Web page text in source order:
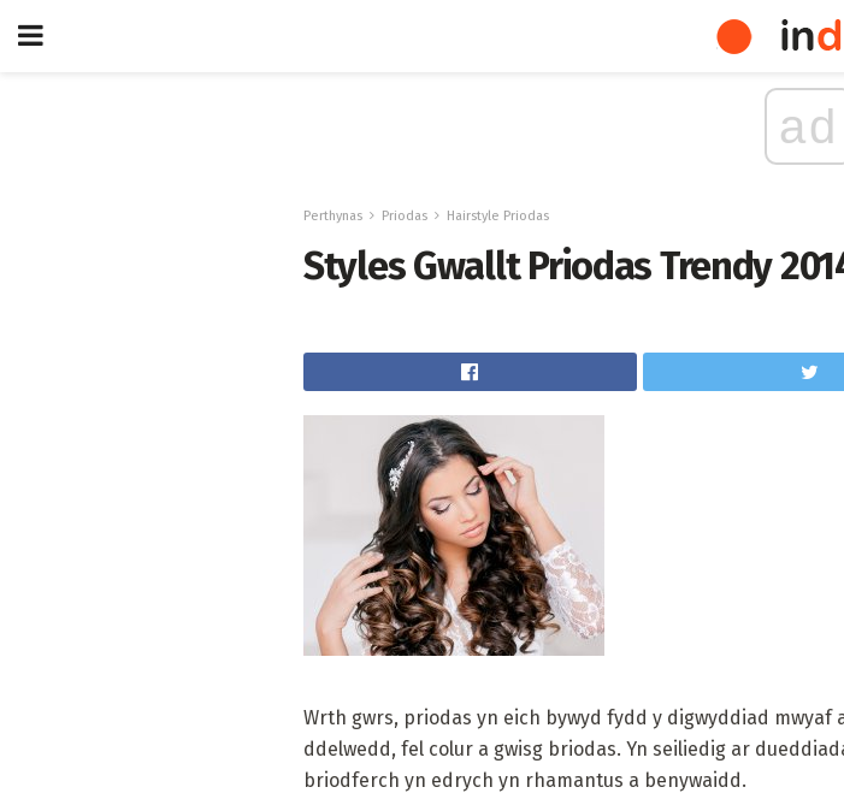
ad
Perthynas Priodas Hairstyle Priodas
Styles Gwallt Priodas Trendy
Wrth gwrs, priodas yn eich bywyd fydd y digwyddiad
ddelwedd, fel colur a gwisg briodas. Yn seiliedig ar
briodferch yn edrych yn rhamantus a benywaidd.